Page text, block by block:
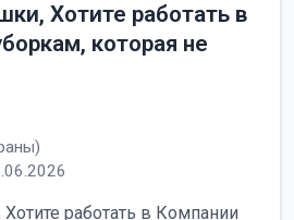
Хотите работать в
которая не
работать в Компании